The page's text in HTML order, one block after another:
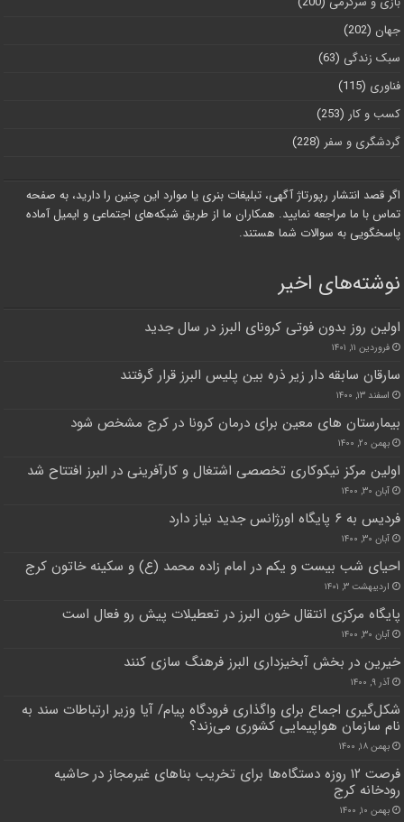
جهان (202)
سبک زندگی (63)
فناوری (115)
کسب و کار (253)
گردشگری و سفر (228)
اگر قصد انتشار رپورتاژ آگهی، تبلیغات بنری یا موارد این چنین را دارید، به صفحه
تماس با ما مراجعه نمایید. همکاران ما از طریق شبکه‌های اجتماعی و ایمیل آماده
پاسخگویی به سوالات شما هستند.
نوشته‌های اخیر
اولین روز بدون فوتی کرونای البرز در سال جدید
فروردین ۱۱, ۱۴۰۱
سارقان سابقه دار زیر ذره بین پلیس البرز قرار گرفتند
اسفند ۱۳, ۱۴۰۰
بیمارستان های معین برای درمان کرونا در کرج مشخص شود
بهمن ۲۰, ۱۴۰۰
اولین مرکز نیکوکاری تخصصی اشتغال و کارآفرینی در البرز افتتاح شد
آبان ۳۰, ۱۴۰۰
فردیس به ۶ پایگاه اورژانس جدید نیاز دارد
آبان ۳۰, ۱۴۰۰
احیای شب بیست و یکم در امام زاده محمد (ع) و سکینه خاتون کرج
اردیبهشت ۳, ۱۴۰۱
پایگاه مرکزی انتقال خون البرز در تعطیلات پیش رو فعال است
آبان ۳۰, ۱۴۰۰
خیرین در بخش آبخیزداری البرز فرهنگ سازی کنند
آذر ۹, ۱۴۰۰
شکل‌گیری اجماع برای واگذاری فرودگاه پیام/ آیا وزیر ارتباطات سند به
نام سازمان هواپیمایی کشوری می‌زند؟
بهمن ۱۸, ۱۴۰۰
فرصت ۱۲ روزه دستگاه‌ها برای تخریب بنا‌های غیرمجاز در حاشیه
رودخانه کرج
بهمن ۱۰, ۱۴۰۰